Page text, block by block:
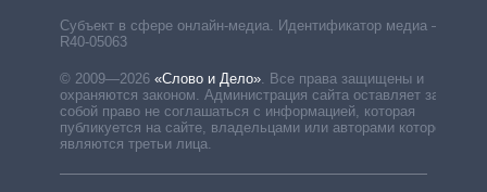
Субъект в сфере онлайн-медиа. Идентификатор медиа –
R40-05063
© 2009—2026 «Слово и Дело». Все права защищены и
охраняются законом. Администрация сайта оставляет за
собой право не соглашаться с информацией, которая
публикуется на сайте, владельцами или авторами которой
являются третьи лица.